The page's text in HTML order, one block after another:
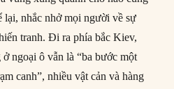
lại, nhắc nhở mọi người về sự
tranh. Đi ra phía bắc Kiev,
ngoại ô vẫn là “ba bước một
canh”, nhiều vật cản và hàng